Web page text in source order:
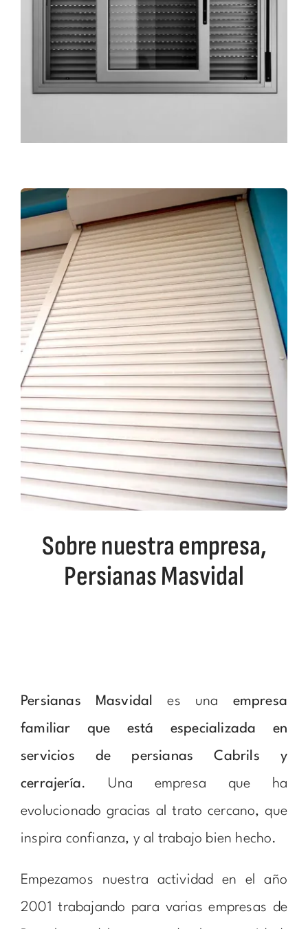
Sobre nuestra empresa,
Persianas Masvidal
Persianas Masvidal es una empresa
familiar que está especializada en
servicios de persianas Cabrils y
cerrajería. Una empresa que ha
evolucionado gracias al trato cercano, que
inspira confianza, y al trabajo bien hecho.
Empezamos nuestra actividad en el año
2001 trabajando para varias empresas de